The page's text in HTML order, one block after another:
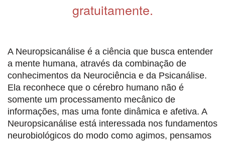
gratuitamente.
A Neuropsicanálise é a ciência que busca entender
a mente humana, através da combinação de
conhecimentos da Neurociência e da Psicanálise.
Ela reconhece que o cérebro humano não é
somente um processamento mecânico de
informações, mas uma fonte dinâmica e afetiva. A
Neuropsicanálise está interessada nos fundamentos
neurobiológicos do modo como agimos, pensamos